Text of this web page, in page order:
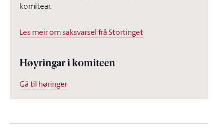
komitear.
Les meir om saksvarsel frå Stortinget
Høyringar i komiteen
Gå til høringer